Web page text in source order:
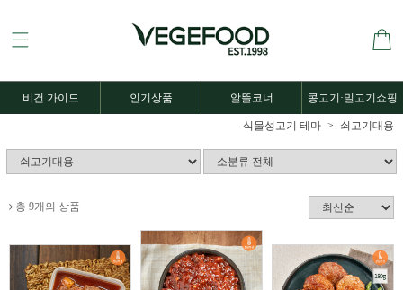
비건 가이드 인기상품 알뜰코너 콩고기·밀고기쇼핑
식물성고기 테마 쇠고기대용
총 9개의 상품